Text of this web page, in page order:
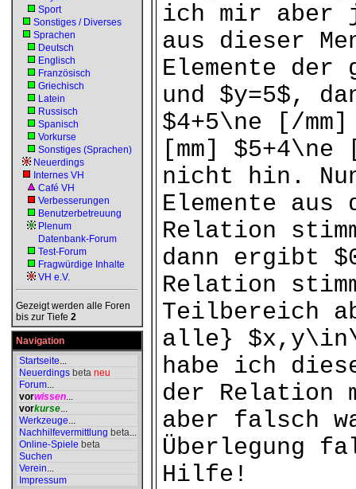
Sport
Sonstiges / Diverses
Sprachen
Deutsch
Englisch
Französisch
Griechisch
Latein
Russisch
Spanisch
Vorkurse
Sonstiges (Sprachen)
Neuerdings
Internes VH
Café VH
Verbesserungen
Benutzerbetreuung
Plenum
Datenbank-Forum
Test-Forum
Fragwürdige Inhalte
VH e.V.
Gezeigt werden alle Foren
bis zur Tiefe 2
Navigation
Startseite...
Neuerdings beta neu
Forum...
vorwissen...
vorkurse...
Werkzeuge...
Nachhilfevermittlung beta...
Online-Spiele beta
Suchen
Verein...
Impressum
ich mir aber
aus dieser
Elemente der
und $y=5$,
$4+5\ne [/
[mm]
nicht hin.
Elemente
Relation
dann ergibt
Relation
Teilbereich
alle}
habe ich
der Relation
aber falsch
Überlegung
Hilfe!